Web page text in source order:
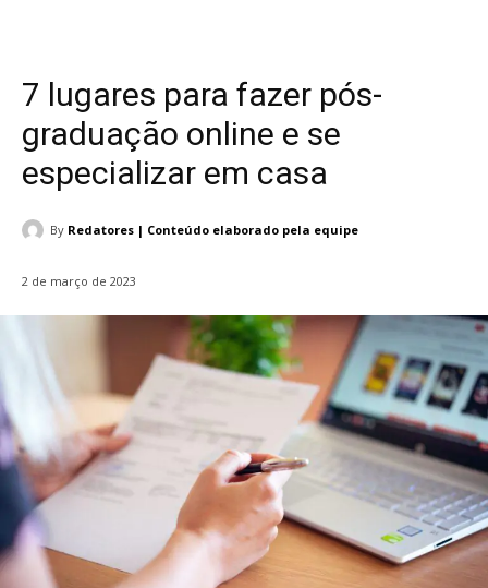
7 lugares para fazer pós-
graduação online e se
especializar em casa
By Redatores | Conteúdo elaborado pela equipe
2 de março de 2023